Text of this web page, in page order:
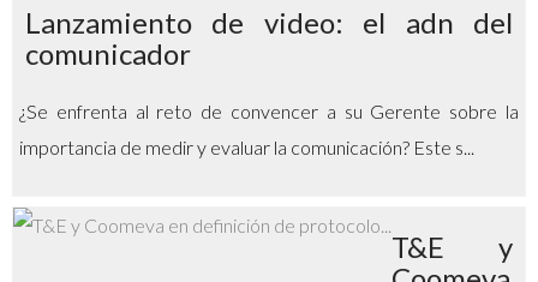
Lanzamiento de video: el adn del
comunicador
¿Se enfrenta al reto de convencer a su Gerente sobre la
importancia de medir y evaluar la comunicación? Este s...
T&E y